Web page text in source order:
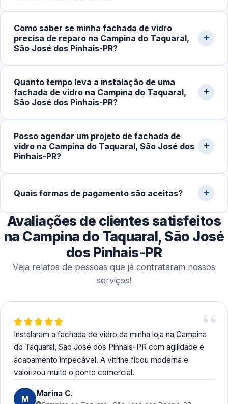
despesas com deslocamento e logística de transporte
do vidro, tornando o orçamento mais competitivo e o
Como saber se minha fachada de vidro
precisa de reparo na Campina do Taquaral,
São José dos Pinhais-PR?
infiltrações, ruídos com o vento, perda de estabilidade,
trincas ou falhas na vedação. Entrada de água merece
Quanto tempo leva a instalação de uma
fachada de vidro na Campina do Taquaral,
São José dos Pinhais-PR?
poucas horas. Projetos maiores ou correções estruturais
podem demandar de 1 a alguns dias de trabalho técnico.
Posso agendar um projeto de fachada de
vidro na Campina do Taquaral, São José dos
Pinhais-PR?
agendamentos para obras planejadas, reformas
melhor organização do cronograma.
Quais formas de pagamento são aceitas?
Aceitamos Pix, dinheiro, cartões de crédito e débito e
transferências bancárias, garantindo flexibilidade para
diferentes perfis de cliente.
Avaliações de clientes satisfeitos
na Campina do Taquaral, São José
dos Pinhais-PR
Veja relatos de pessoas que já contrataram nossos
serviços!
Instalaram a fachada de vidro da minha loja na Campina
do Taquaral, São José dos Pinhais-PR com agilidade e
acabamento impecável. A vitrine ficou moderna e
valorizou muito o ponto comercial.
M Marina C.